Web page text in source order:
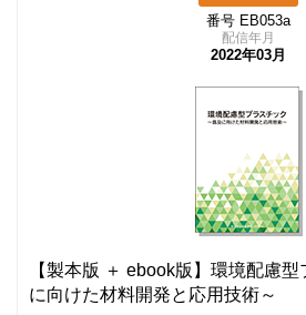
番号 EB053a
配信年月
2022年03月
【製本版 ＋ ebook版】環境配慮
に向けた材料開発と応用技術～